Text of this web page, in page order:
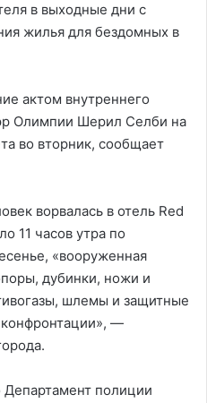
в выходные дни с
жилья для бездомных в
актом внутреннего
Олимпии Шерил Селби на
во вторник, сообщает
ворвалась в отель Red
11 часов утра по
«вооруженная
дубинки, ножи и
шлемы и защитные
конфронтации», —
Департамент полиции